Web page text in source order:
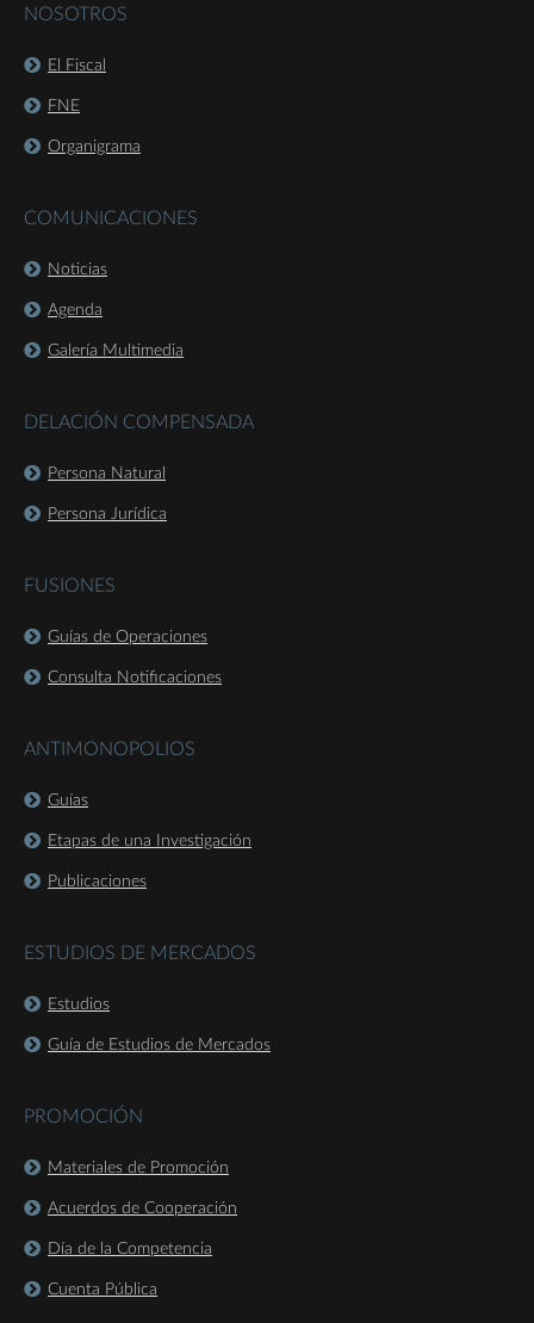
NOSOTROS
El Fiscal
FNE
Organigrama
COMUNICACIONES
Noticias
Agenda
Galería Multimedia
DELACIÓN COMPENSADA
Persona Natural
Persona Jurídica
FUSIONES
Guías de Operaciones
Consulta Notificaciones
ANTIMONOPOLIOS
Guías
Etapas de una Investigación
Publicaciones
ESTUDIOS DE MERCADOS
Estudios
Guía de Estudios de Mercados
PROMOCIÓN
Materiales de Promoción
Acuerdos de Cooperación
Día de la Competencia
Cuenta Pública